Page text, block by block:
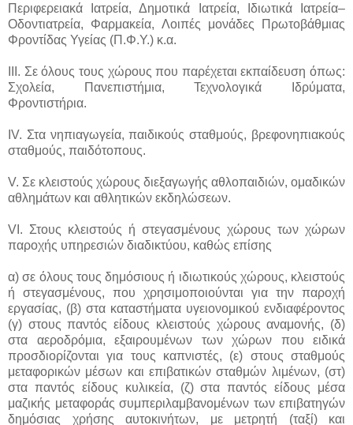
Περιφερειακά Ιατρεία, Δημοτικά Ιατρεία, Ιδιωτικά Ιατρεία–
Οδοντιατρεία, Φαρμακεία, Λοιπές μονάδες Πρωτοβάθμιας
Φροντίδας Υγείας (Π.Φ.Υ.) κ.α.
III. Σε όλους τους χώρους που παρέχεται εκπαίδευση όπως:
Σχολεία, Πανεπιστήμια, Τεχνολογικά Ιδρύματα,
Φροντιστήρια.
IV. Στα νηπιαγωγεία, παιδικούς σταθμούς, βρεφονηπιακούς
σταθμούς, παιδότοπους.
V. Σε κλειστούς χώρους διεξαγωγής αθλοπαιδιών, ομαδικών
αθλημάτων και αθλητικών εκδηλώσεων.
VI. Στους κλειστούς ή στεγασμένους χώρους των χώρων
παροχής υπηρεσιών διαδικτύου, καθώς επίσης
α) σε όλους τους δημόσιους ή ιδιωτικούς χώρους, κλειστούς
ή στεγασμένους, που χρησιμοποιούνται για την παροχή
εργασίας, (β) στα καταστήματα υγειονομικού ενδιαφέροντος
(γ) στους παντός είδους κλειστούς χώρους αναμονής, (δ)
στα αεροδρόμια, εξαιρουμένων των χώρων που ειδικά
προσδιορίζονται για τους καπνιστές, (ε) στους σταθμούς
μεταφορικών μέσων και επιβατικών σταθμών λιμένων, (στ)
στα παντός είδους κυλικεία, (ζ) στα παντός είδους μέσα
μαζικής μεταφοράς συμπεριλαμβανομένων των επιβατηγών
δημόσιας χρήσης αυτοκινήτων, με μετρητή (ταξί) και